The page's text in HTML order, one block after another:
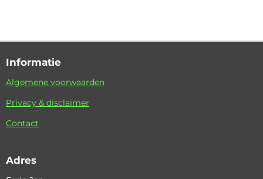
Informatie
Algemene voorwaarden
Privacy & disclaimer
Contact
Adres